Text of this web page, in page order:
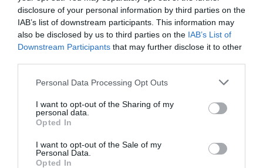
disclosure of your personal information by third parties on the
IAB’s list of downstream participants. This information may
also be disclosed by us to third parties on the IAB’s List of
Downstream Participants that may further disclose it to other
Please note that this website/app uses one or more Google
not limited to your visit or usage behaviour. You may click to
grant or deny consent to Google and its third-party tags to
use your data for below specified purposes in below Google
consent section.
Personal Data Processing Opt Outs
I want to opt-out of the Sharing of my
personal data.
Opted In
I want to opt-out of the Sale of my
Personal Data.
Opted In
támogatások összértéke 13.435 000 Ft. A
pályázati forrásokat műtárgyak beszerzésre,
illetve restaurálásra, konferenciák és
rendezvények szervezésére, tehetséggondozó
műhelyfoglalkozások megvalósítására,
valamint egy, a Zárkándy-bástyára tervezett
elektronikus jegyértékesítő - és beléptető